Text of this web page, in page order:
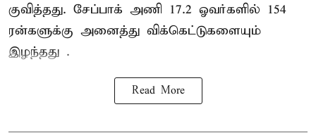
குவித்தது. சேப்பாக் அணி 17.2 ஓவர்களில் 154
ரன்களுக்கு அனைத்து விக்கெட்டுகளையும்
இழந்தது .
Read More